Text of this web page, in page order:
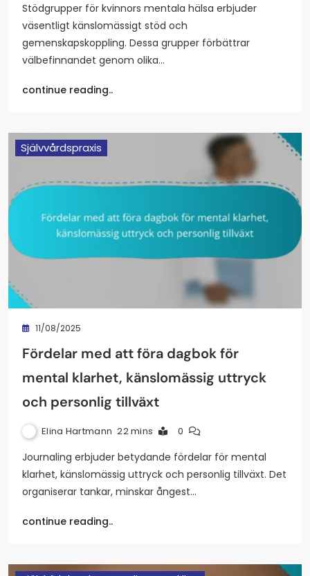
Stödgrupper för kvinnors mentala hälsa erbjuder
väsentligt känslomässigt stöd och
gemenskapskoppling. Dessa grupper förbättrar
välbefinnandet genom olika…
continue reading..
Självvårdspraxis
11/08/2025
Fördelar med att föra dagbok för
mental klarhet, känslomässig uttryck
och personlig tillväxt
Elina Hartmann 22 mins 0
Journaling erbjuder betydande fördelar för mental
klarhet, känslomässig uttryck och personlig tillväxt. Det
organiserar tankar, minskar ångest…
continue reading..